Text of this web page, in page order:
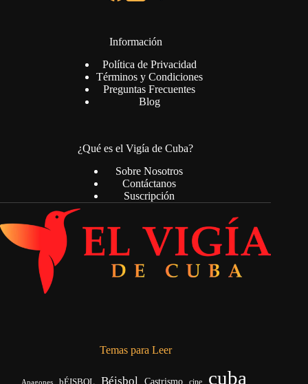
Información
Política de Privacidad
Términos y Condiciones
Preguntas Frecuentes
Blog
¿Qué es el Vigía de Cuba?
Sobre Nosotros
Contáctanos
Suscripción
Temas para Leer
Apagones bÉISBOL Béisbol Castrismo cine cuba